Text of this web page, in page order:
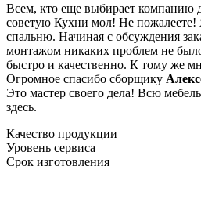
Всем, кто еще выбирает компанию
советую Кухни мол! Не пожалеете!
спальню. Начиная с обсуждения
монтажом никаких проблем не
быстро и качественно. К тому же
Огромное спасибо сборщику
Это мастер своего дела! Всю мебель
здесь.
Качество продукции
Уровень сервиса
Срок изготовления